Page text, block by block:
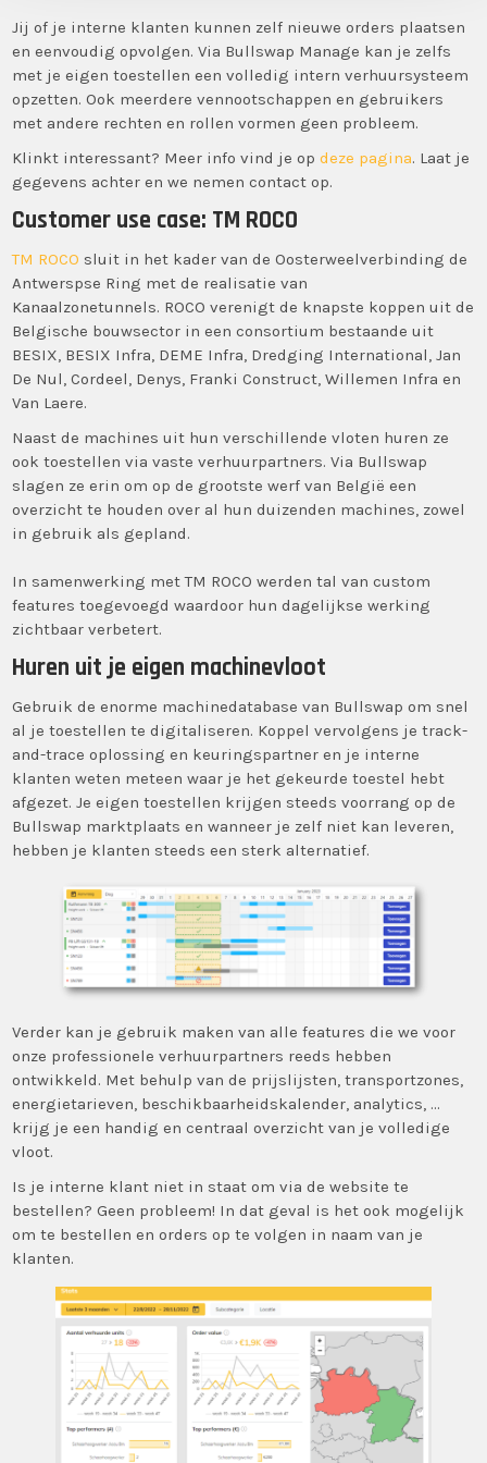
Jij of je interne klanten kunnen zelf nieuwe orders plaatsen
en eenvoudig opvolgen. Via Bullswap Manage kan je zelfs
met je eigen toestellen een volledig intern verhuursysteem
opzetten. Ook meerdere vennootschappen en gebruikers
met andere rechten en rollen vormen geen probleem.
Klinkt interessant? Meer info vind je opdeze pagina. Laat je
gegevens achter en we nemen contact op.
Customer use case: TM ROCO
TM ROCO sluit in het kader van de Oosterweelverbinding de
Antwerspse Ring met de realisatie van
Kanaalzonetunnels. ROCO verenigt de knapste koppen uit de
Belgische bouwsector in een consortium bestaande uit
BESIX, BESIX Infra, DEME Infra, Dredging International, Jan
De Nul, Cordeel, Denys, Franki Construct, Willemen Infra en
Van Laere.
Naast de machines uit hun verschillende vloten huren ze
ook toestellen via vaste verhuurpartners. Via Bullswap
slagen ze erin om op de grootste werf van België een
overzicht te houden over al hun duizenden machines, zowel
in gebruik als gepland.
In samenwerking met TM ROCO werden tal van custom
features toegevoegd waardoor hun dagelijkse werking
zichtbaar verbetert.
Huren uit je eigen machinevloot
Gebruik de enorme machinedatabase van Bullswap om snel
al je toestellen te digitaliseren. Koppel vervolgens je track-
and-trace oplossing en keuringspartner en je interne
klanten weten meteen waar je het gekeurde toestel hebt
afgezet. Je eigen toestellen krijgen steeds voorrang op de
Bullswap marktplaats en wanneer je zelf niet kan leveren,
hebben je klanten steeds een sterk alternatief.
Verder kan je gebruik maken van alle features die we voor
onze professionele verhuurpartners reeds hebben
ontwikkeld. Met behulp van de prijslijsten, transportzones,
energietarieven, beschikbaarheidskalender, analytics, …
krijg je een handig en centraal overzicht van je volledige
vloot.
Is je interne klant niet in staat om via de website te
bestellen? Geen probleem! In dat geval is het ook mogelijk
om te bestellen en orders op te volgen in naam van je
klanten.